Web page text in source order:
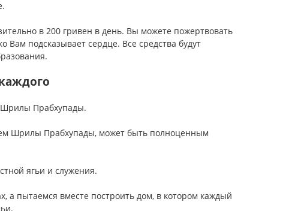
в 200 гривен в день. Вы можете пожертвовать
Вам подсказывает сердце. Все средства будут
Прабхупады.
Шрилы Прабхупады, может быть полноценным
ягьи и служения.
а пытаемся вместе построить дом, в котором каждый